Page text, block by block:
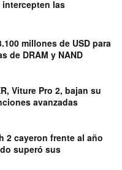
las
millones de USD para
de DRAM y NAND
Viture Pro 2, bajan su
avanzadas
2 cayeron frente al año
superó sus